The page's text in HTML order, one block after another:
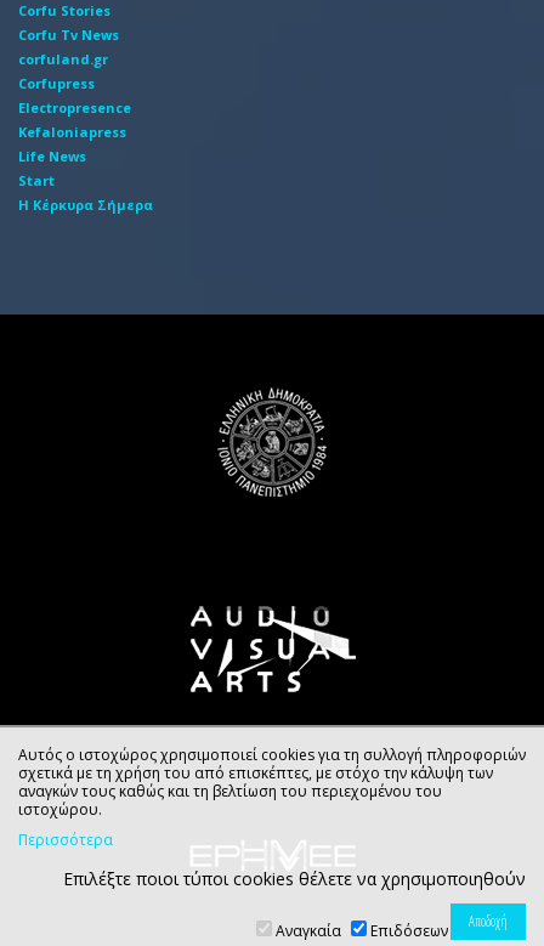
Corfu Stories
Corfu Tv News
corfuland.gr
Corfupress
Electropresence
Kefaloniapress
Life News
Start
Η Κέρκυρα Σήμερα
Αυτός ο ιστοχώρος χρησιμοποιεί cookies για τη συλλογή πληροφοριών
σχετικά με τη χρήση του από επισκέπτες, με στόχο την κάλυψη των
αναγκών τους καθώς και τη βελτίωση του περιεχομένου του
ιστοχώρου.
Περισσότερα
Επιλέξτε ποιοι τύποι cookies θέλετε να χρησιμοποιηθούν
Αναγκαία Επιδόσεων